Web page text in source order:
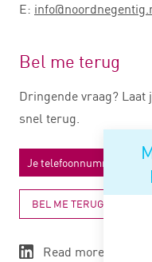
E:
Bel me terug
Dringende vraag?
snel terug.
BEL ME TERUG
Read more